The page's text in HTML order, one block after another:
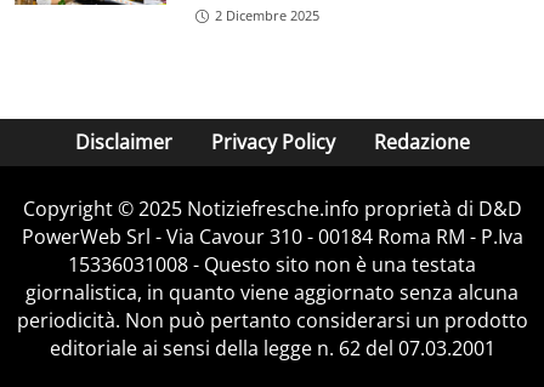
2 Dicembre 2025
Disclaimer Privacy Policy Redazione
Copyright © 2025 Notiziefresche.info proprietà di D&D
PowerWeb Srl - Via Cavour 310 - 00184 Roma RM - P.Iva
15336031008 - Questo sito non è una testata
giornalistica, in quanto viene aggiornato senza alcuna
periodicità. Non può pertanto considerarsi un prodotto
editoriale ai sensi della legge n. 62 del 07.03.2001